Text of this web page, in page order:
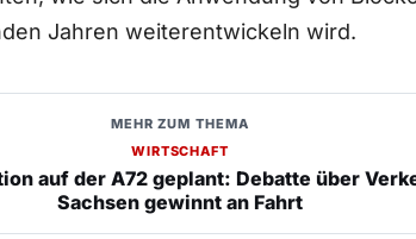
Jahren weiterentwickeln wird.
MEHR ZUM THEMA
WIRTSCHAFT
auf der A72 geplant: Debatte über
Sachsen gewinnt an Fahrt